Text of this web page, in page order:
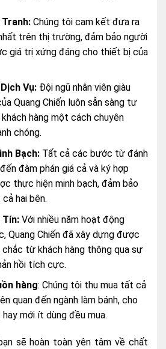
Tranh:Chúng tôi cam kết đưa ra
trên thị trường, đảm bảo người
giá trị xứng đáng cho thiết bị của
Vụ:Đội ngũ nhân viên giàu
Quang Chiến luôn sẵn sàng tư
hàng một cách chuyên
chóng.
Bạch:Tất cả các bước từ đánh
đàm phán giá cả và ký hợp
thực hiện minh bạch, đảm bảo
hai bên.
Tín:Với nhiều năm hoạt động
Quang Chiến đã xây dựng được
từ khách hàng thông qua sự
hồi tích cực.
hàng: Chúng tôi thu mua tất cả
quan đến ngành làm bánh, cho
hay mới ít dùng đều mua.
sẽ hoàn toàn yên tâm về chất